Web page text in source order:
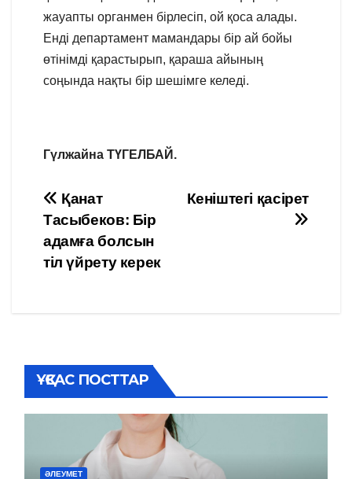
жауапты органмен бірлесіп, ой қоса алады.
Енді департамент мамандары бір ай бойы
өтінімді қарастырып, қараша айының
соңында нақты бір шешімге келеді.
Гүлжайна ТҮГЕЛБАЙ.
Навигация
по
записям
Кеніштегі қасірет
Қанат
Тасыбеков: Бір
адамға болсын
тіл үйрету керек
ҰҚСАС ПОСТТАР
ӘЛЕУМЕТ